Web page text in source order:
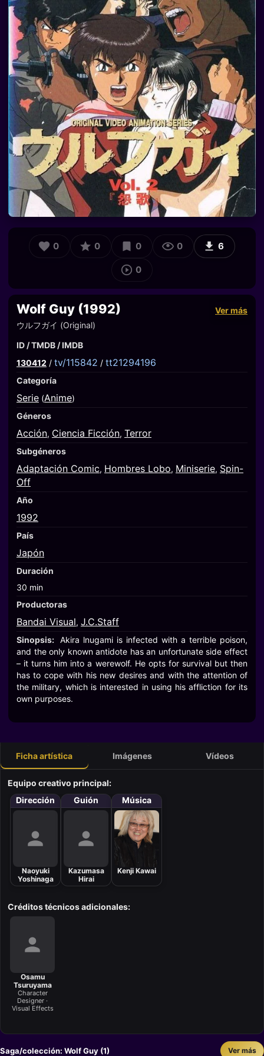
0 0 0 0 6
0
Wolf Guy (1992)
Ver más
ウルフガイ (Original)
ID / TMDB / IMDB
130412 / tv/115842 / tt21294196
Categoría
Serie (Anime)
Géneros
Acción, Ciencia Ficción, Terror
Subgéneros
Adaptación Comic, Hombres Lobo, Miniserie, Spin-
Off
Año
1992
País
Japón
Duración
30 min
Productoras
Bandai Visual, J.C.Staff
Sinopsis: Akira lnugami is infected with a terrible poison,
and the only known antidote has an unfortunate side effect
– it turns him into a werewolf. He opts for survival but then
has to cope with his new desires and with the attention of
the military, which is interested in using his affliction for its
own purposes.
Ficha artística Imágenes Vídeos
Equipo creativo principal:
Dirección
Naoyuki
Yoshinaga
Guión
Kazumasa
Hirai
Música
Kenji Kawai
Créditos técnicos adicionales:
Osamu
Tsuruyama
Character
Designer ·
Visual Effects
Saga/colección: Wolf Guy (1) Ver más